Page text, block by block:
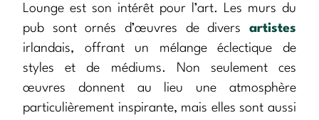
Lounge est son intérêt pour l’art. Les murs du
pub sont ornés d’œuvres de divers artistes
irlandais, offrant un mélange éclectique de
styles et de médiums. Non seulement ces
œuvres donnent au lieu une atmosphère
particulièrement inspirante, mais elles sont aussi